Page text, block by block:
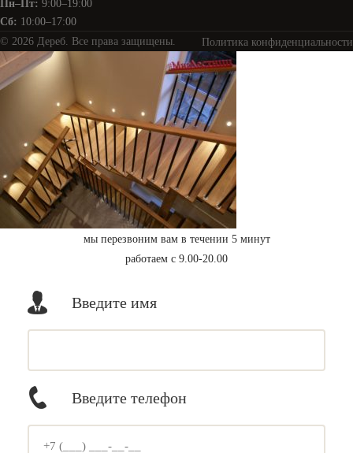
Пн–Пт: 9:00–19:00
Сб: 10:00–17:00
© 2026 Дереб. Все права защищены.
Политика конфиденциальности
мы перезвоним вам в течении 5 минут
работаем с 9.00-20.00
Введите имя
Введите телефон